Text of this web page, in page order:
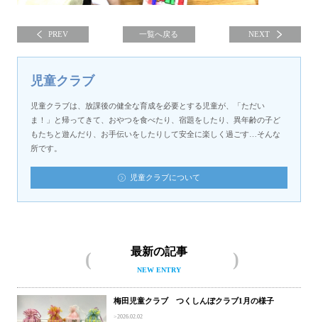
PREV 一覧へ戻る NEXT
児童クラブ
児童クラブは、放課後の健全な育成を必要とする児童が、「ただい
ま！」と帰ってきて、おやつを食べたり、宿題をしたり、異年齢の子ど
もたちと遊んだり、お手伝いをしたりして安全に楽しく過ごす…そんな
所です。
児童クラブについて
最新の記事
NEW ENTRY
梅田児童クラブ つくしんぼクラブ1月の様子
2026.02.02